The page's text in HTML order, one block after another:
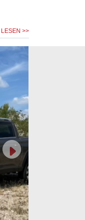
LESEN >>